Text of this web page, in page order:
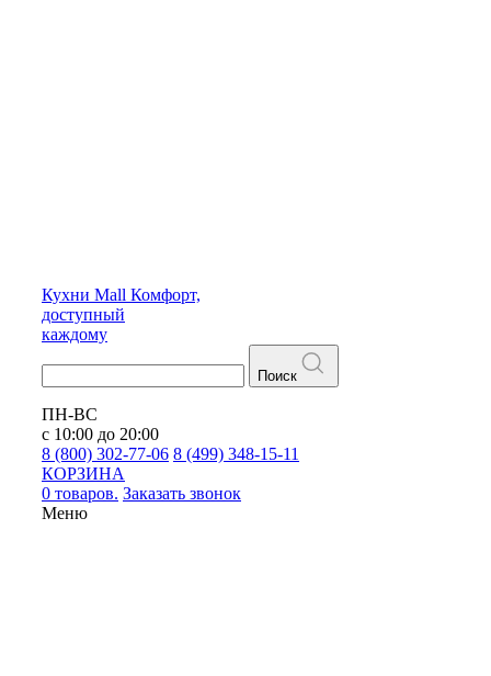
Кухни Mall Комфорт,
доступный
каждому
Поиск
ПН-ВС
с 10:00 до 20:00
8 (800) 302-77-06 8 (499) 348-15-11
КОРЗИНА
0 товаров. Заказать звонок
Меню